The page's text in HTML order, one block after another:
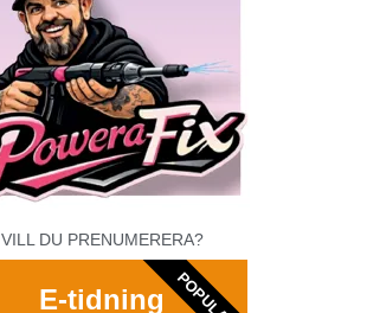
VILL DU PRENUMERERA?
E-tidning